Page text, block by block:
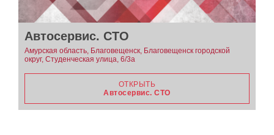
Автосервис. СТО
Амурская область, Благовещенск, Благовещенск городской
округ, Студенческая улица, 6/3а
ОТКРЫТЬ
Автосервис. СТО